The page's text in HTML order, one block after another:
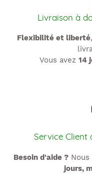
Livraison à
Flexibilité et liberté
Vous avez 14
Service Client
Besoin d'aide ?Nous
jours,